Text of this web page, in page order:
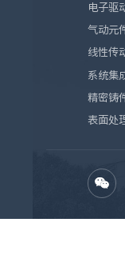
电子驱
气动元
线性传
系统集
精密铸
表面处